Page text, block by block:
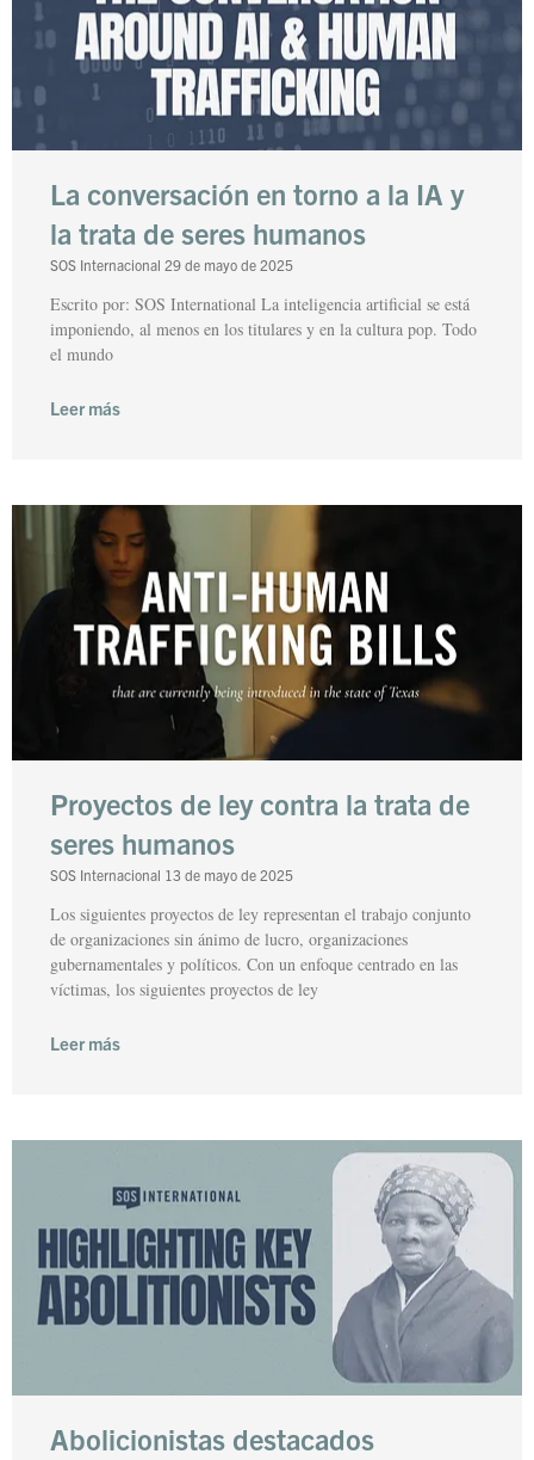
La conversación en torno a la IA y
la trata de seres humanos
SOS Internacional 29 de mayo de 2025
Escrito por: SOS International La inteligencia artificial se está
imponiendo, al menos en los titulares y en la cultura pop. Todo
el mundo
Leer más
Proyectos de ley contra la trata de
seres humanos
SOS Internacional 13 de mayo de 2025
Los siguientes proyectos de ley representan el trabajo conjunto
de organizaciones sin ánimo de lucro, organizaciones
gubernamentales y políticos. Con un enfoque centrado en las
víctimas, los siguientes proyectos de ley
Leer más
Abolicionistas destacados